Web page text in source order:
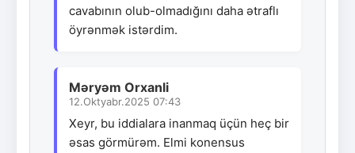
cavabının olub-olmadığını daha ətraflı
öyrənmək istərdim.
Məryəm Orxanli
12.Oktyabr.2025 07:43
Xeyr, bu iddialara inanmaq üçün heç bir
əsas görmürəm. Elmi konensus